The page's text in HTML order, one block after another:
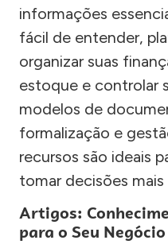
informações
fácil de entender,
organizar suas
estoque e controlar
modelos de
formalização e
recursos são ideais
tomar decisões mais
Artigos:
para o Seu Negócio